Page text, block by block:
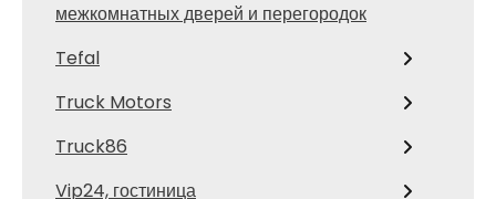
межкомнатных дверей и перегородок
Tefal
Truck Motors
Truck86
Vip24, гостиница